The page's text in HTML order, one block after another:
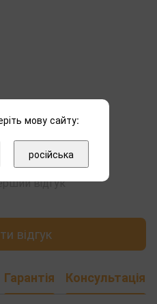
відгук
відгук
Гарантія Консультація
мову сайту:
російська